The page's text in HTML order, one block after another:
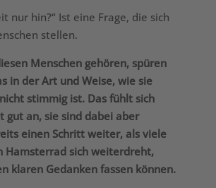
nur hin?“ Ist eine Frage, die sich
stellen.
Menschen gehören, spüren
in der Art und Weise, wie sie
stimmig ist. Das fühlt sich
gut an, sie sind dabei aber
einen Schritt weiter, als viele
Hamsterrad sich weiterdreht,
klaren Gedanken fassen können.